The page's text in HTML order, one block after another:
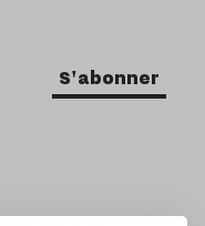
S'abonner